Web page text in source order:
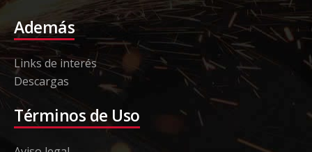
Además
Links de interés
Descargas
Términos de Uso